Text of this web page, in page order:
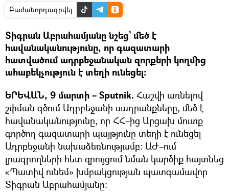
Բաժանորդագրվել
Տիգրան Աբրահամյանը նշեց` մեծ է
հավանականությունը, որ գազատարի
հատվածում ադրբեջանական զորքերի կողմից
ահաբեկչություն է տեղի ունեցել։
ԵՐԵՎԱՆ, 9 մարտի – Sputnik. Հաշվի առնելով
շփման գծում Ադրբեջանի սադրանքները, մեծ է
հավանականությունը, որ ՀՀ–ից Արցախ մուտք
գործող գազատարի պայթյունը տեղի է ունեցել
Ադրբեջանի նախաձեռնությամբ։ ԱԺ–ում
լրագրողների հետ զրույցում նման կարծիք հայտնեց
«Պատիվ ունեմ» խմբակցության պատգամավոր
Տիգրան Աբրահամյանը։